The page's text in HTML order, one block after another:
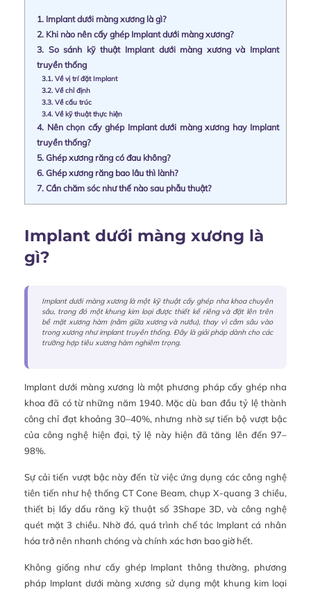
1. Implant dưới màng xương là gì?
2. Khi nào nên cấy ghép Implant dưới màng xương?
3. So sánh kỹ thuật Implant dưới màng xương và Implant
truyền thống
3.1. Về vị trí đặt Implant
3.2. Về chỉ định
3.3. Về cấu trúc
3.4. Về kỹ thuật thực hiện
4. Nên chọn cấy ghép Implant dưới màng xương hay Implant
truyền thống?
5. Ghép xương răng có đau không?
6. Ghép xương răng bao lâu thì lành?
7. Cần chăm sóc như thế nào sau phẫu thuật?
Implant dưới màng xương là
gì?
Implant dưới màng xương là một kỹ thuật cấy ghép nha khoa chuyên
sâu, trong đó một khung kim loại được thiết kế riêng và đặt lên trên
bề mặt xương hàm (nằm giữa xương và nướu), thay vì cắm sâu vào
trong xương như implant truyền thống. Đây là giải pháp dành cho các
trường hợp tiêu xương hàm nghiêm trọng.
Implant dưới màng xương là một phương pháp cấy ghép nha
khoa đã có từ những năm 1940. Mặc dù ban đầu tỷ lệ thành
công chỉ đạt khoảng 30–40%, nhưng nhờ sự tiến bộ vượt bậc
của công nghệ hiện đại, tỷ lệ này hiện đã tăng lên đến 97–
98%.
Sự cải tiến vượt bậc này đến từ việc ứng dụng các công nghệ
tiên tiến như hệ thống CT Cone Beam, chụp X-quang 3 chiều,
thiết bị lấy dấu răng kỹ thuật số 3Shape 3D, và công nghệ
quét mặt 3 chiều. Nhờ đó, quá trình chế tác Implant cá nhân
hóa trở nên nhanh chóng và chính xác hơn bao giờ hết.
Không giống như cấy ghép Implant thông thường, phương
pháp Implant dưới màng xương sử dụng một khung kim loại